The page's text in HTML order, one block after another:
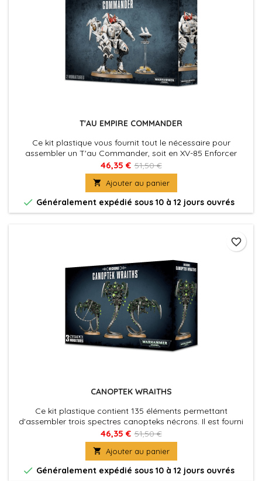
T'AU EMPIRE COMMANDER
Ce kit plastique vous fournit tout le nécessaire pour
assembler un T'au Commander, soit en XV-85 Enforcer
Armour Crisis Battlesuit, soit en XV86 Coldstar Battlesuit. Il y
a dans la boîte une quantité immense d'options - différents
moteurs, membres et têtes - plus une tonne d'armes!
46,35 € 51,50 €
 Ajouter au panier
 Généralement expédié sous 10 à 12 jours ouvrés
CANOPTEK WRAITHS
Ce kit plastique contient 135 éléments permettant
d'assembler trois spectres canopteks nécrons. Il est fourni
avec trois socles ronds de 40 mm. Ces figurines sont livrées
non peintes et non assemblées.
46,35 € 51,50 €
 Ajouter au panier
 Généralement expédié sous 10 à 12 jours ouvrés
favorite_border